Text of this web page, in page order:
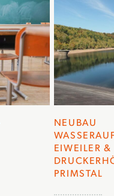
NEUBAU
EIWEILER &
PRIMSTAL